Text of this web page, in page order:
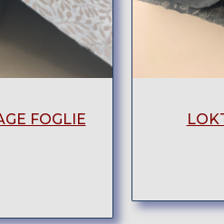
FOGLIE